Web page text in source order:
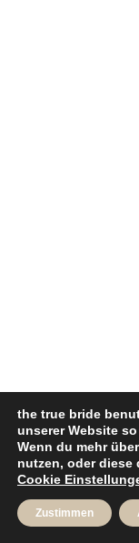
the true bride
unserer Website
Wenn du mehr
nutzen, oder
Cookie
Zustimmen